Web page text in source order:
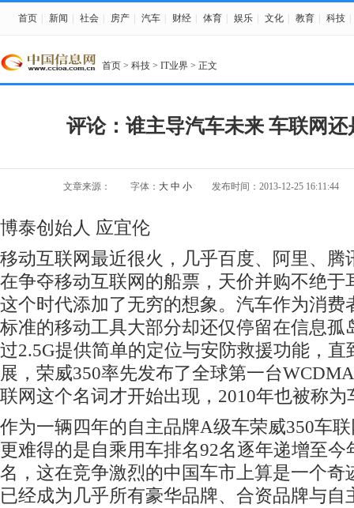
首页 新闻 社会 房产 汽车 财经 体育 娱乐 文化 教育 科技
首页 > 科技 > IT业界 > 正文
评论：谁主导汽车未来 车联网
文章来源： 字体： 大 中 小 发布时间：2013-12-25 16:11:44
博泰创始人 应宜伦
移动互联网最近很火，几乎百度、阿里、腾
在争夺移动互联网的船票，天价并购不绝于
这个时代添加了无穷的想象。汽车作为消费
标准的移动工具大部分却还仅停留在信息孤
过2.5G提供简单的定位与安防救援功能，直
展，荣威350率先发布了全球第一台
联网这个名词才开始出现，2010年也被称为
作为一辆四年的自主品牌A级车荣威350车
更难得的是自乘用车排名92名逐年递增至今
名，这在竞争激烈的中国车市上算是一个奇
已经成为几乎所有豪华品牌、合资品牌与自